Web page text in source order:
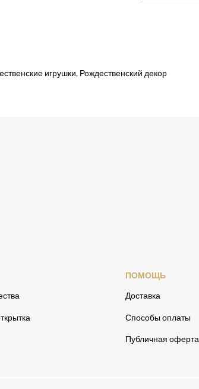
игрушки, Рождественский декор
ПОМОЩЬ
Доставка
Способы оплаты
Публичная оферта